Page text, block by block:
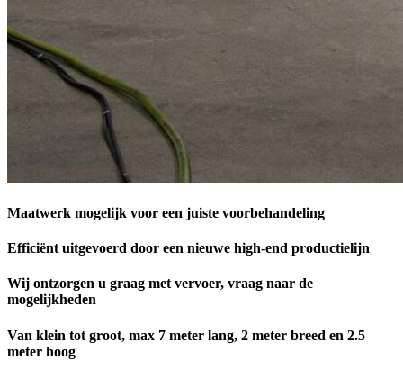
Maatwerk mogelijk voor een juiste voorbehandeling
Efficiënt uitgevoerd door een nieuwe high-end productielijn
Wij ontzorgen u graag met vervoer, vraag naar de
mogelijkheden
Van klein tot groot, max 7 meter lang, 2 meter breed en 2.5
meter hoog